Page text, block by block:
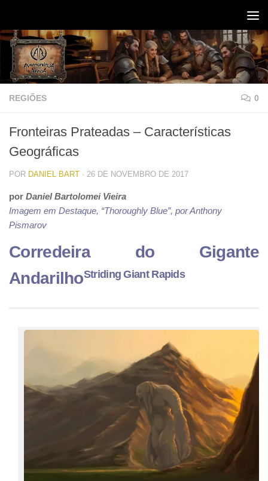
REGIÕES 0
Fronteiras Prateadas – Características
Geográficas
POR DANIEL BART · 26 DE NOVEMBRO DE 2017
por Daniel Bartolomei Vieira
Imagem em Destaque, “Thoroughly Blue”, por Anthony
Pismarov
Corredeira do Gigante
AndarilhoStriding Giant Rapids